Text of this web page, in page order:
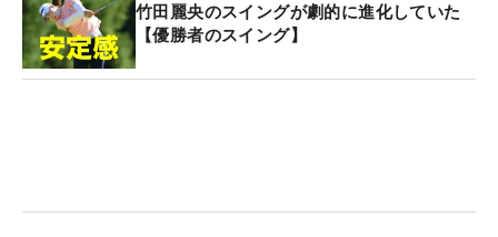
竹田麗央のスイングが劇的に進化していた
【優勝者のスイング】